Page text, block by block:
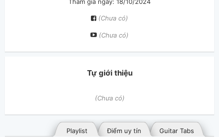
(Chưa có)
(Chưa có)
Tự giới thiệu
(Chưa có)
Guitar Tabs
Điểm uy tín
Playlist